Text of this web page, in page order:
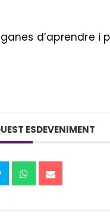
d’aprendre i
ESDEVENIMENT